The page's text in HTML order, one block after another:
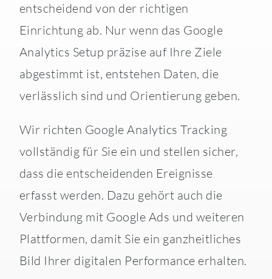
entscheidend von der richtigen
Einrichtung ab. Nur wenn das Google
Analytics Setup präzise auf Ihre Ziele
abgestimmt ist, entstehen Daten, die
verlässlich sind und Orientierung geben.
Wir richten Google Analytics Tracking
vollständig für Sie ein und stellen sicher,
dass die entscheidenden Ereignisse
erfasst werden. Dazu gehört auch die
Verbindung mit Google Ads und weiteren
Plattformen, damit Sie ein ganzheitliches
Bild Ihrer digitalen Performance erhalten.